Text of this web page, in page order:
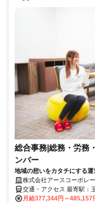
総合事務|総務・労務
ンバー
地域の想いをカタチにする運
株式会社アースコーポレ
交通・アクセス 最寄駅：
月給377,344円～485,157